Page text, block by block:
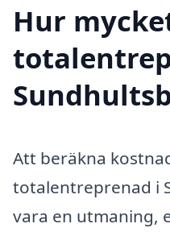
Hur
Att beräkna
totalentreprenad i
vara en utmaning,